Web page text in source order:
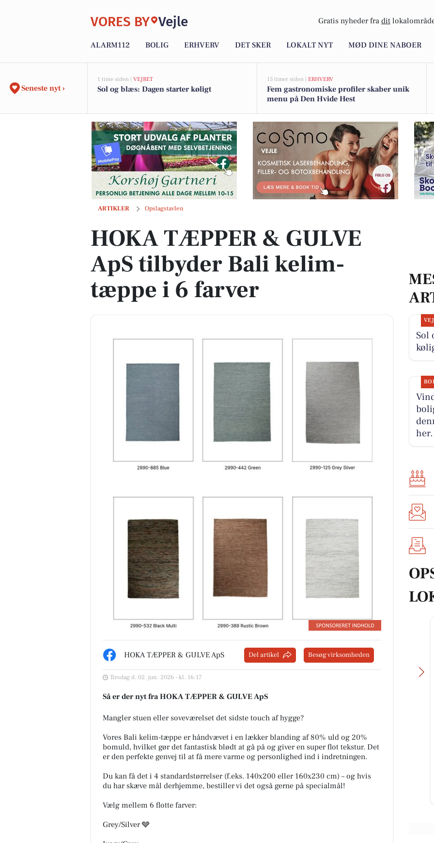
VORES BY Vejle Gratis nyheder fra dit
ALARM112 BOLIG ERHVERV DET SKER LOKALT NYT MØD DINE NABOER
Seneste nyt ›
1 time siden | VEJRET
Sol og blæs: Dagen starter køligt
15 timer siden | ERHVERV
Fem gastronomiske profiler skaber unik
menu på Den Hvide Hest
ARTIKLER Opslagstavlen
HOKA TÆPPER & GULVE ApS tilbyder Bali kelim-tæppe i 6 farver
HOKA TÆPPER & GULVE
ApS tilbyder Bali kelim-
tæppe i 6 farver
HOKA TÆPPER & GULVE ApS Del artikel Besøg virksomheden
Tirsdag d. 02. jun. 2026 - kl. 16:17
Så er der nyt fra HOKA TÆPPER & GULVE ApS
Mangler stuen eller soveværelset det sidste touch af hygge?
Vores Bali kelim-tæppe er håndvævet i en lækker blanding af 80% uld og 20%
bomuld, hvilket gør det fantastisk blødt at gå på og giver en super flot tekstur. Det
er den perfekte genvej til at få mere varme og personlighed ind i indretningen.
Du kan få det i 4 standardstørrelser (f.eks. 140x200 eller 160x230 cm) – og hvis
du har skæve mål derhjemme, bestiller vi det også gerne på specialmål!
Vælg mellem 6 flotte farver:
Grey/Silver 🩶
Sol
her.
Havedesign
🌿 NYE VARER I BUTIKKEN 🌿 Her
til morgen har vi været ude og
🌱 – og nu er butikken fyldt...
Har dit barn brug for mere hjælp,
end skolen kan tilbyde? I uge 34
starte SkoleBooster op med
Åbn opslaget